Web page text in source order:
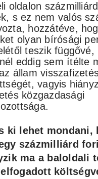
oldalon
s ez nem valós
hozzátéve,
olyan bírósági
teszik függővé,
eddig sem ítélte
állam
vagyis
közgazdasági
ki lehet mondani,
százmilliárd
ma a baloldali